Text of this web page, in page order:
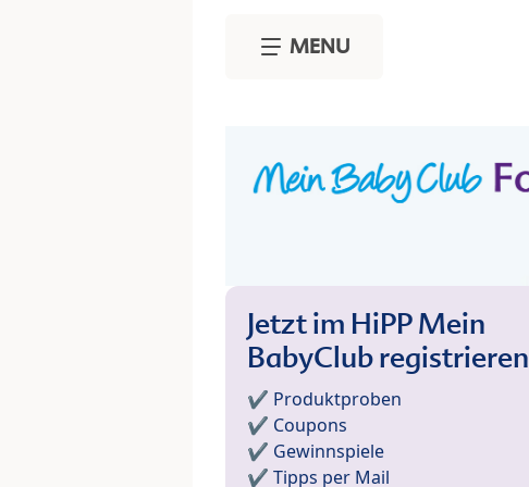
MENU
Jetzt im HiPP Mein
BabyClub registrieren
✔️ Produktproben
✔️ Coupons
✔️ Gewinnspiele
✔️ Tipps per Mail